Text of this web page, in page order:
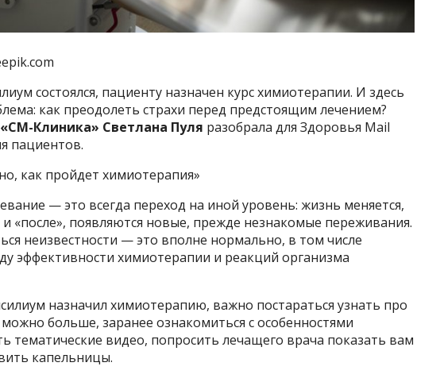
состоялся, пациенту назначен курс химиотерапии. И здесь
как преодолеть страхи перед предстоящим лечением?
Клиника» Светлана Пуля разобрала для Здоровья Mail
пациентов.
как пройдет химиотерапия»
— это всегда переход на иной уровень: жизнь меняется,
«после», появляются новые, прежде незнакомые переживания.
неизвестности — это вполне нормально, в том числе
эффективности химиотерапии и реакций организма
назначил химиотерапию, важно постараться узнать про
больше, заранее ознакомиться с особенностями
тематические видео, попросить лечащего врача показать вам
капельницы.